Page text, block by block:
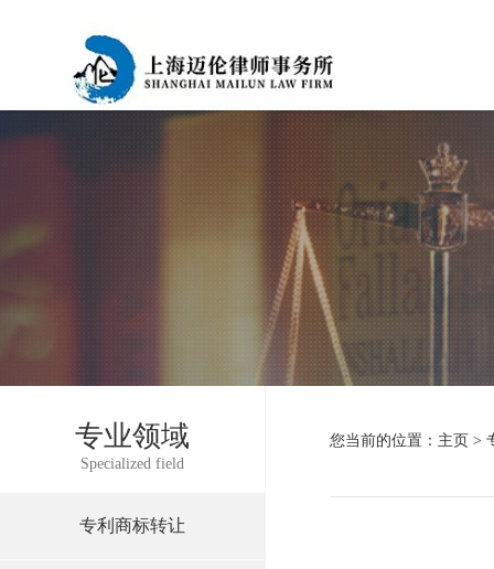
专业领域
Specialized field
专利商标转让
您当前的位置： 主页 >